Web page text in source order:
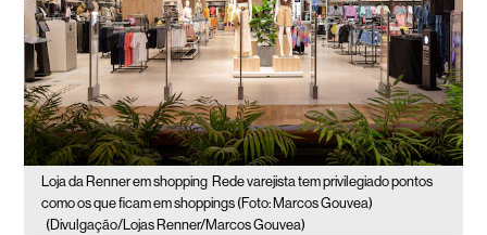
Loja da Renner em shopping Rede varejista tem privilegiado pontos
como os que ficam em shoppings (Foto: Marcos Gouvea)
(Divulgação/Lojas Renner/Marcos Gouvea)